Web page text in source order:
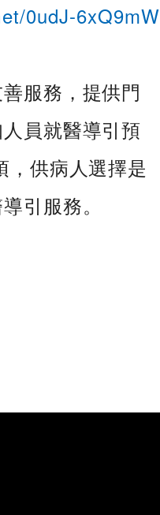
0udJ-6xQ9mW
服務，提供門
員就醫導引預
，供病人選擇是
引服務。